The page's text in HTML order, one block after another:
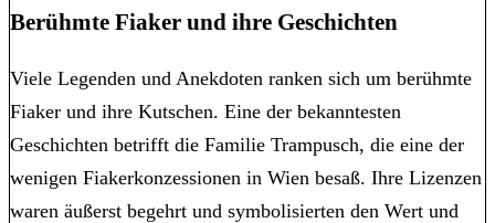
Berühmte Fiaker und ihre Geschichten
Viele Legenden und Anekdoten ranken sich um berühmte
Fiaker und ihre Kutschen. Eine der bekanntesten
Geschichten betrifft die Familie Trampusch, die eine der
wenigen Fiakerkonzessionen in Wien besaß. Ihre Lizenzen
waren äußerst begehrt und symbolisierten den Wert und